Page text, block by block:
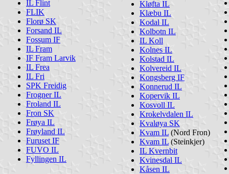
IL Flint
FLIK
Florø SK
Forsand IL
Fossum IF
IL Fram
IF Fram Larvik
IL Frea
IL Fri
SPK Freidig
Frogner IL
Froland IL
Fron SK
Frøya IL
Frøyland IL
Furuset IF
FUVO IL
Fyllingen IL
Kløfta IL
Klæbu IL
Kodal IL
Kolbotn IL
IL Koll
Kolnes IL
Kolstad IL
Kolvereid IL
Kongsberg IF
Konnerud IL
Kopervik IL
Kosvoll IL
Krokelvdalen IL
Kvaløya SK
Kvam IL (Nord Fron)
Kvam IL (Steinkjer)
IL Kvernbit
Kvinesdal IL
Kåsen IL